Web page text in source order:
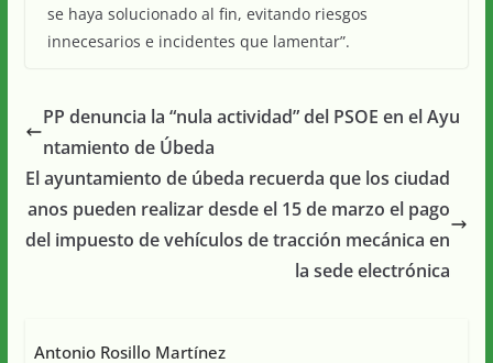
se haya solucionado al fin, evitando riesgos
innecesarios e incidentes que lamentar”.
PP denuncia la “nula actividad” del PSOE en el Ayu
ntamiento de Úbeda
El ayuntamiento de úbeda recuerda que los ciudad
anos pueden realizar desde el 15 de marzo el pago
del impuesto de vehículos de tracción mecánica en
la sede electrónica
Antonio Rosillo Martínez